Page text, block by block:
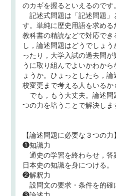
のカギを握るといえるのです。
記述式問題は「記述問題」
す。単純に歴史用語を求める
教科書の精読などで対応で
し，論述問題はどうでしょ
ったり，大学入試の過去問
うに取り組んでよいかわか
ょうか。ひょっとしたら，
校変更まで考える人もいるか
でも，もう大丈夫。論述問
つの力を培うことで解決しま
【論述問題に必要な３つの力】
❶知識力
通史の学習を終わらせ，答
日本史の知識を身につける。
❷解釈力
設問文の要求・条件を的確